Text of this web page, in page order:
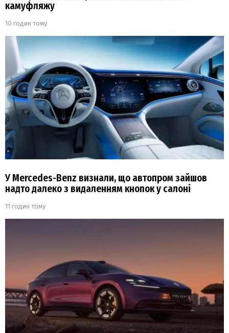
камуфляжу
10 годин тому
У Mercedes-Benz визнали, що автопром зайшов
надто далеко з видаленням кнопок у салоні
11 годин тому